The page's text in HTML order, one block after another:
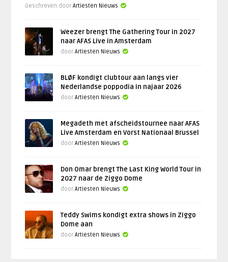
Geschreven doorArtiesten Nieuws
Weezer brengt The Gathering Tour in 2027
naar AFAS Live in Amsterdam
doorArtiesten Nieuws
BLØF kondigt clubtour aan langs vier
Nederlandse poppodia in najaar 2026
doorArtiesten Nieuws
Megadeth met afscheidstournee naar AFAS
Live Amsterdam en Vorst Nationaal Brussel
doorArtiesten Nieuws
Don Omar brengt The Last King World Tour in
2027 naar de Ziggo Dome
doorArtiesten Nieuws
Teddy Swims kondigt extra shows in Ziggo
Dome aan
doorArtiesten Nieuws